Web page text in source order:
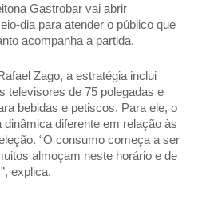
Gastrobar vai abrir
dia para atender o público que
acompanha a partida.
Zago, a estratégia inclui
televisores de 75 polegadas e
bebidas e petiscos. Para ele, o
dinâmica diferente em relação às
“O consumo começa a ser
almoçam neste horário e de
explica.